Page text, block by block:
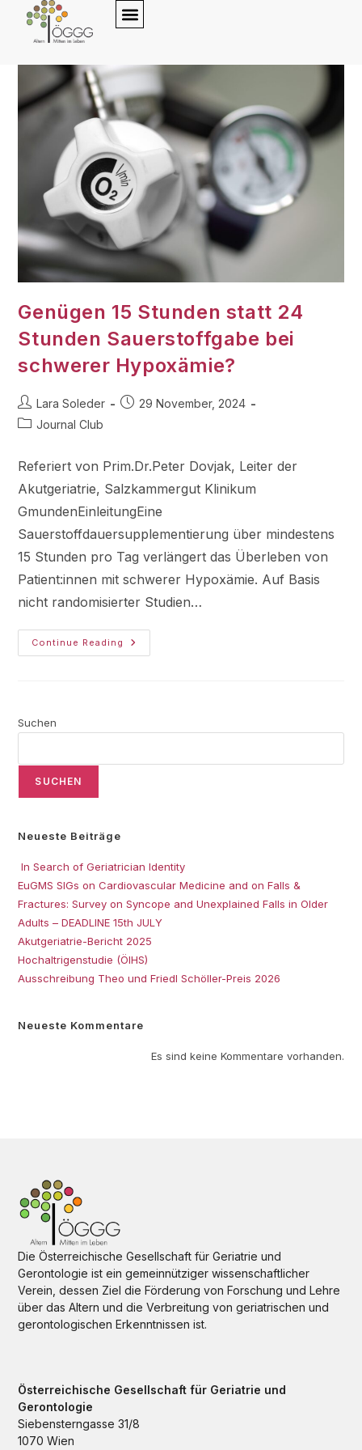
content
Genügen 15 Stunden statt 24
Stunden Sauerstoffgabe bei
schwerer Hypoxämie?
Lara Soleder
29 November, 2024
Journal Club
Referiert von Prim.Dr.Peter Dovjak, Leiter der
Akutgeriatrie, Salzkammergut Klinikum
GmundenEinleitungEine
Sauerstoffdauersupplementierung über mindestens
15 Stunden pro Tag verlängert das Überleben von
Patient:innen mit schwerer Hypoxämie. Auf Basis
nicht randomisierter Studien…
Continue Reading
Suchen
SUCHEN
Neueste Beiträge
In Search of Geriatrician Identity
EuGMS SIGs on Cardiovascular Medicine and on Falls &
Fractures: Survey on Syncope and Unexplained Falls in Older
Adults – DEADLINE 15th JULY
Akutgeriatrie-Bericht 2025
Hochaltrigenstudie (ÖIHS)
Ausschreibung Theo und Friedl Schöller-Preis 2026
Neueste Kommentare
Es sind keine Kommentare vorhanden.
Die Österreichische Gesellschaft für Geriatrie und
Gerontologie ist ein gemeinnütziger wissenschaftlicher
Verein, dessen Ziel die Förderung von Forschung und Lehre
über das Altern und die Verbreitung von geriatrischen und
gerontologischen Erkenntnissen ist.
Österreichische Gesellschaft für Geriatrie und
Gerontologie
Siebensterngasse 31/8
1070 Wien